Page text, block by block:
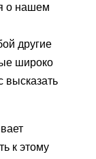
о нашем
другие
широко
высказать
к этому